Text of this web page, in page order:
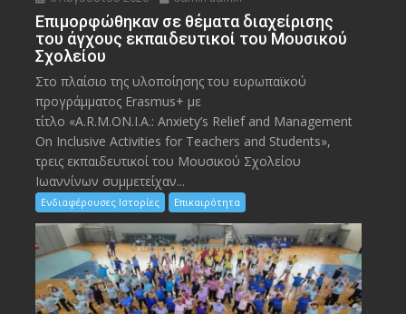
Eπιμορφώθηκαν σε θέματα διαχείρισης
του άγχους εκπαιδευτικοί του Μουσικού
Σχολείου
Στο πλαίσιο της υλοποίησης του ευρωπαϊκού
προγράμματος Erasmus+ με
τίτλο «A.R.M.ON.I.A.: Anxiety’s Relief and Management
On Inclusive Activities for Teachers and Students»,
τρεις εκπαιδευτικοί του Μουσικού Σχολείου
Ιωαννίνων συμμετείχαν...
Ενδιαφέρουσες Ιστορίες Επικαιρότητα